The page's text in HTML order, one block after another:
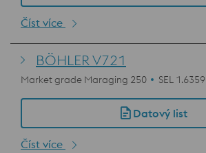
Číst více
BÖHLER V721
Market grade Maraging 250 SEL 1.6359
Datový list
Číst více